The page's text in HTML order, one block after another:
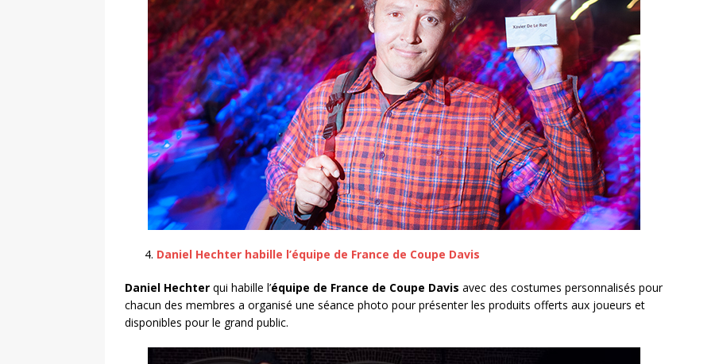
Daniel Hechter habille l’équipe de France de Coupe Davis
Daniel Hechter qui habille l’équipe de France de Coupe Davis avec des costumes personnalisés pour
chacun des membres a organisé une séance photo pour présenter les produits offerts aux joueurs et
disponibles pour le grand public.